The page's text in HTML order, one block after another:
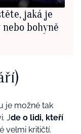
jaká je
bohyně
je možné tak
Jde o lidi, kteří
velmi kritičtí.